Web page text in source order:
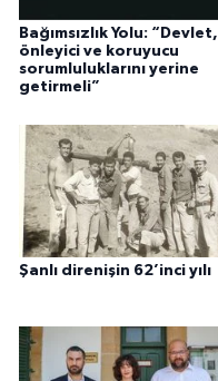
Bağımsızlık Yolu: “Devlet,
önleyici ve koruyucu
sorumluluklarını yerine
getirmeli”
Şanlı direnişin 62’inci yılı